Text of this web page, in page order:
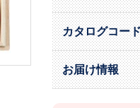
カタログコード
お届け情報